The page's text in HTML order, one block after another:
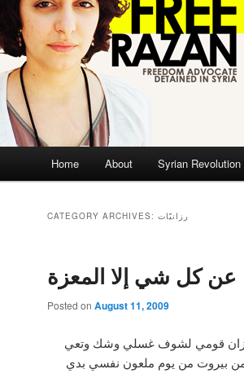
Skip to primary content
Skip to secondary content
Home About Syrian Revolution
CATEGORY ARCHIVES: رزانيّات
عن كل شي إلا المعزة
Posted on August 11, 2009
رزان قومي لشوف غسلي وشك وتعي
10 الصبح, وكنت جاية من بيروت من يوم ملعون نفسي بدي